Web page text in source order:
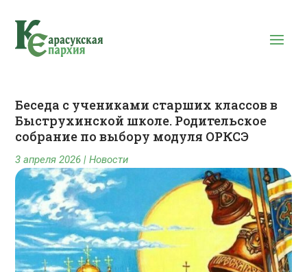
Беседа с учениками старших классов в
Быструхинской школе. Родительское
собрание по выбору модуля ОРКСЭ
3 апреля 2026 |Новости